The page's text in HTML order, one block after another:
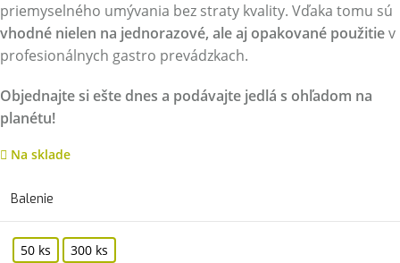
priemyselného umývania bez straty kvality. Vďaka tomu sú
vhodné nielen na jednorazové, ale aj opakované použitiev
profesionálnych gastro prevádzkach.
Objednajte si ešte dnes a podávajte jedlá s ohľadom na
planétu!
Na sklade
Balenie
50 ks 300 ks